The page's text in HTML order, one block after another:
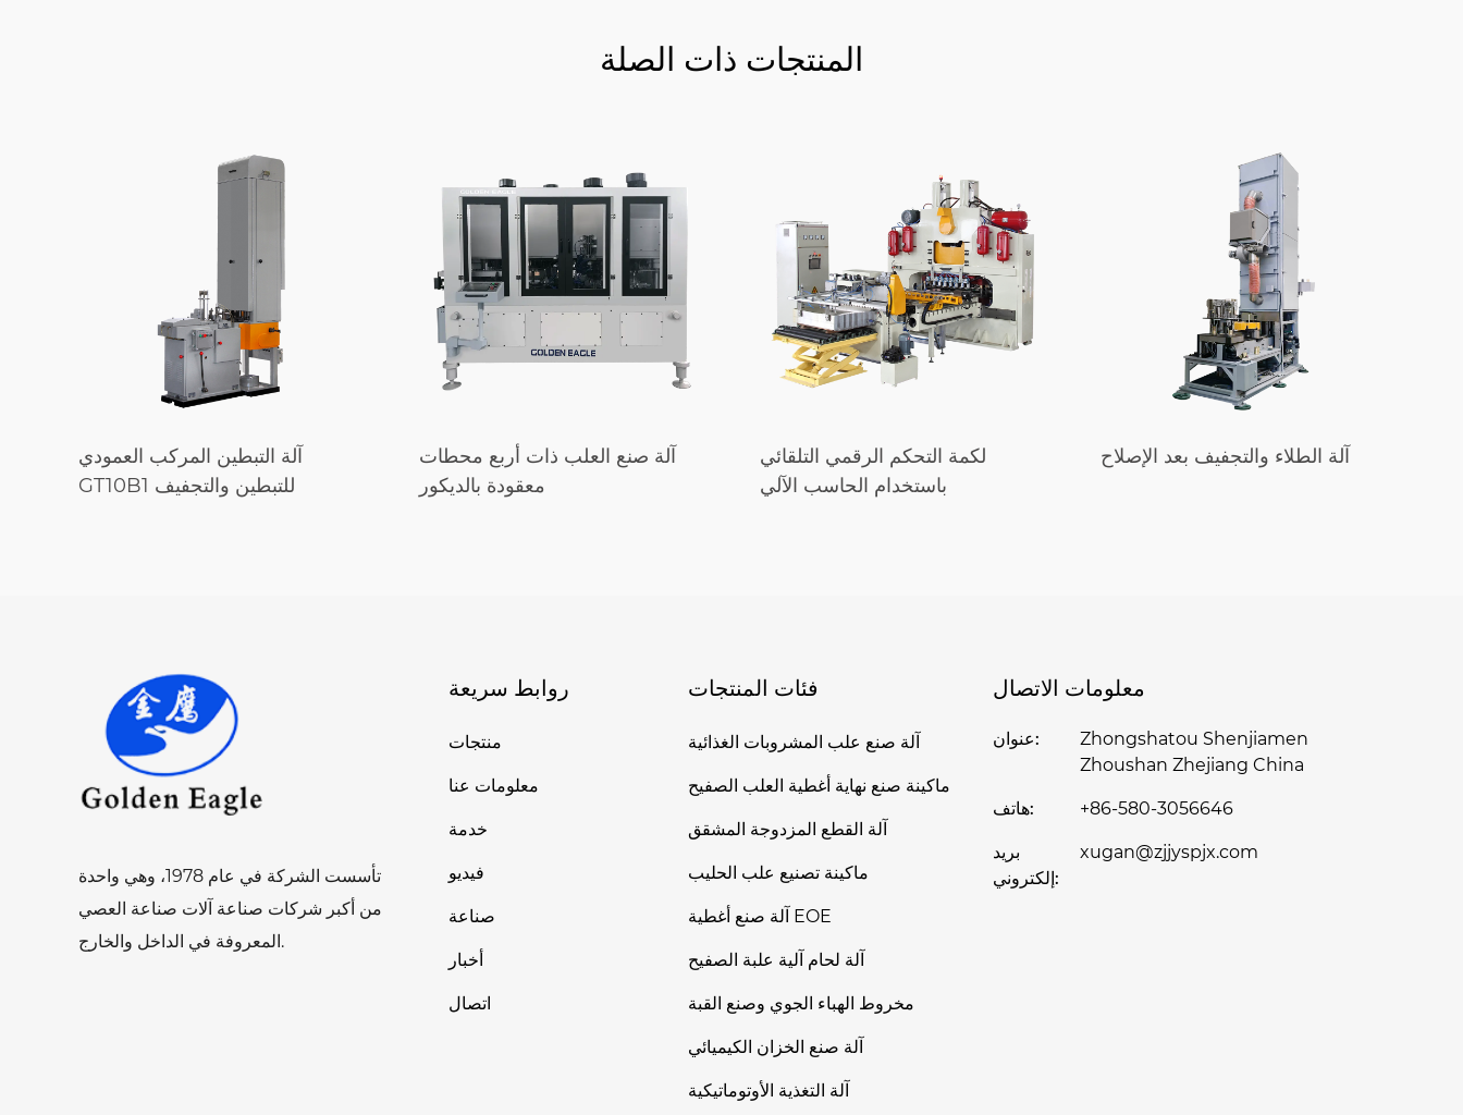
المنتجات ذات الصلة
آلة التبطين المركب العمودي
GT10B1 للتبطين والتجفيف
آلة صنع العلب ذات أربع محطات
معقودة بالديكور
لكمة التحكم الرقمي التلقائي
باستخدام الحاسب الآلي
آلة الطلاء والتجفيف بعد الإصلاح
تأسست الشركة في عام 1978، وهي واحدة
من أكبر شركات صناعة آلات صناعة العصي
المعروفة في الداخل والخارج.
روابط سريعة
منتجات
معلومات عنا
خدمة
فيديو
صناعة
أخبار
اتصال
فئات المنتجات
آلة صنع علب المشروبات الغذائية
ماكينة صنع نهاية أغطية العلب الصفيح
آلة القطع المزدوجة المشقق
ماكينة تصنيع علب الحليب
آلة صنع أغطية EOE
آلة لحام آلية علبة الصفيح
مخروط الهباء الجوي وصنع القبة
آلة صنع الخزان الكيميائي
آلة التغذية الأوتوماتيكية
معلومات الاتصال
عنوان:
Zhongshatou Shenjiamen
Zhoushan Zhejiang China
هاتف: +86-580-3056646
بريد
إلكتروني:
xugan@zjjyspjx.com